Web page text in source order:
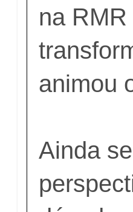
na
animou
Ainda